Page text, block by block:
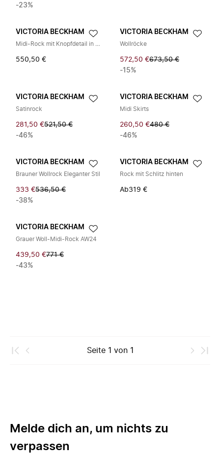
-23%
VICTORIA BECKHAM
Midi-Rock mit Knopfdetail in Dunkelschokolade
550,50 €
VICTORIA BECKHAM
Wollröcke
572,50 €673,50 €
-15%
VICTORIA BECKHAM
Satinrock
281,50 €521,50 €
-46%
VICTORIA BECKHAM
Midi Skirts
260,50 €480 €
-46%
VICTORIA BECKHAM
Brauner Wollrock Eleganter Stil
333 €536,50 €
-38%
VICTORIA BECKHAM
Rock mit Schlitz hinten
Ab319 €
VICTORIA BECKHAM
Grauer Woll-Midi-Rock AW24
439,50 €771 €
-43%
Seite 1 von 1
Melde dich an, um nichts zu
verpassen